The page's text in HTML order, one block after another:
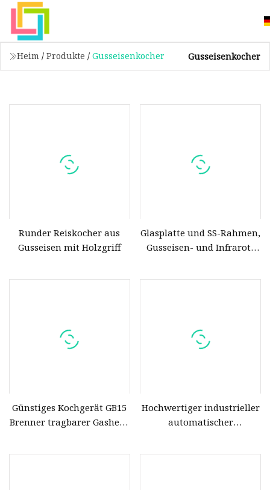
Heim / Produkte / Gusseisenkocher Gusseisenkocher
Runder Reiskocher aus
Gusseisen mit Holzgriff
Glasplatte und SS-Rahmen,
Gusseisen- und Infrarot-
Günstiges Kochgerät GB15
Brenner tragbarer Gasherd
Hochwertiger industrieller
automatischer